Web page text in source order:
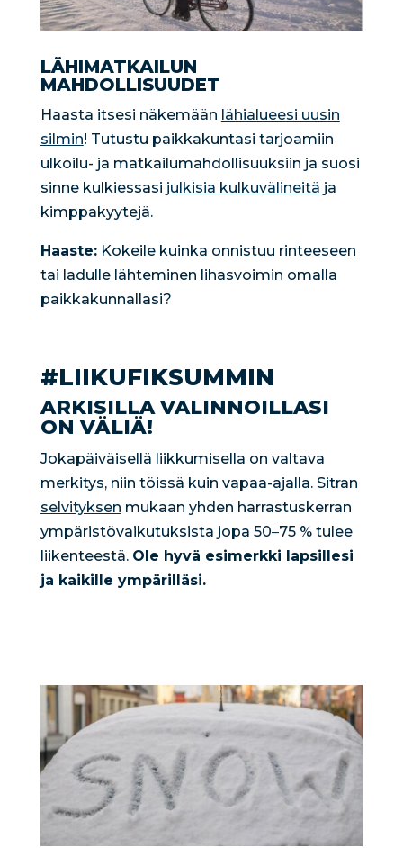
LÄHIMATKAILUN
MAHDOLLISUUDET
Haasta itsesi näkemään lähialueesi uusin
silmin! Tutustu paikkakuntasi tarjoamiin
ulkoilu- ja matkailumahdollisuuksiin ja suosi
sinne kulkiessasi julkisia kulkuvälineitä ja
kimppakyytejä.
Haaste:Kokeile kuinka onnistuu rinteeseen
tai ladulle lähteminen lihasvoimin omalla
paikkakunnallasi?
#LIIKUFIKSUMMIN
ARKISILLA VALINNOILLASI
ON VÄLIÄ!
Jokapäiväisellä liikkumisella on valtava
merkitys, niin töissä kuin vapaa-ajalla. Sitran
selvityksen mukaan yhden harrastuskerran
ympäristövaikutuksista jopa 50–75 % tulee
liikenteestä. Ole hyvä esimerkki lapsillesi
ja kaikille ympärilläsi.